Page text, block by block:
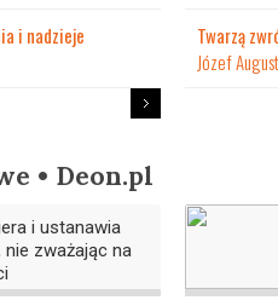
i nadzieje
Twarzą
Józef
• Deon.pl
i ustanawia
nie zważając na